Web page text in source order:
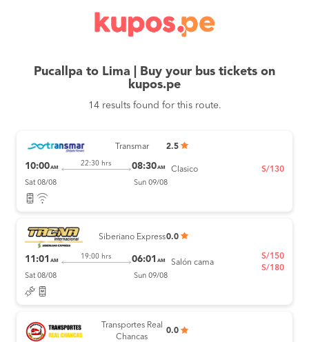
Pucallpa to Lima | Buy your bus tickets on
kupos.pe
14 results found for this route.
Transmar 2.5
10:00AM
22:30 hrs 08:30AM
Sat 08/08 Sun 09/08
Clasico S/130
Siberiano Express0.0
11:01 AM
19:00 hrs 06:01 AM
Sat 08/08 Sun 09/08
Salón cama
S/150
S/180
Transportes Real
Chancas
0.0